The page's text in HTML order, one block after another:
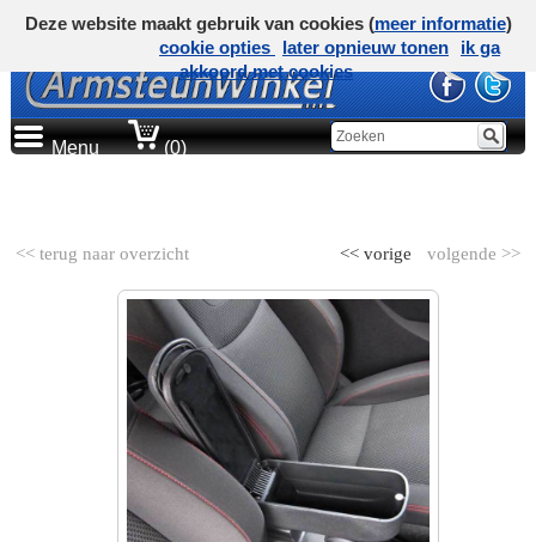
Menu (0)
<< terug naar overzicht volgende >>
<< vorige
Deze website maakt gebruik van cookies (meer informatie)
cookie opties
later opnieuw tonen
ik ga
akkoord met cookies